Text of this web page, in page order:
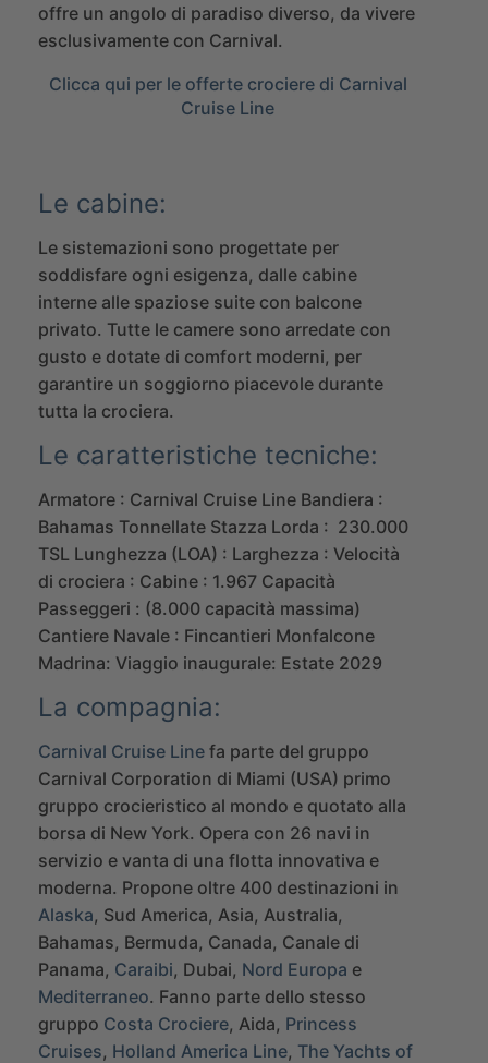
offre un angolo di paradiso diverso, da vivere
esclusivamente con Carnival.
Clicca qui per le offerte crociere di Carnival
Cruise Line
Le cabine:
Le sistemazioni sono progettate per
soddisfare ogni esigenza, dalle cabine
interne alle spaziose suite con balcone
privato. Tutte le camere sono arredate con
gusto e dotate di comfort moderni, per
garantire un soggiorno piacevole durante
tutta la crociera.
Le caratteristiche tecniche:
Armatore : Carnival Cruise Line Bandiera :
Bahamas Tonnellate Stazza Lorda : 230.000
TSL Lunghezza (LOA) : Larghezza : Velocità
di crociera : Cabine : 1.967 Capacità
Passeggeri : (8.000 capacità massima)
Cantiere Navale : Fincantieri Monfalcone
Madrina: Viaggio inaugurale: Estate 2029
La compagnia:
Carnival Cruise Line fa parte del gruppo
Carnival Corporation di Miami (USA) primo
gruppo crocieristico al mondo e quotato alla
borsa di New York. Opera con 26 navi in
servizio e vanta di una flotta innovativa e
moderna. Propone oltre 400 destinazioni in
Alaska, Sud America, Asia, Australia,
Bahamas, Bermuda, Canada, Canale di
Panama, Caraibi, Dubai, Nord Europa e
Mediterraneo. Fanno parte dello stesso
gruppo Costa Crociere, Aida, Princess
Cruises, Holland America Line, The Yachts of